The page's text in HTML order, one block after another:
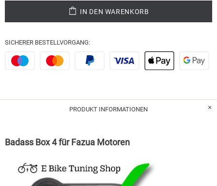
IN DEN WARENKORB
SICHERER BESTELLVORGANG:
PRODUKT INFORMATIONEN
Badass Box 4 für Fazua Motoren